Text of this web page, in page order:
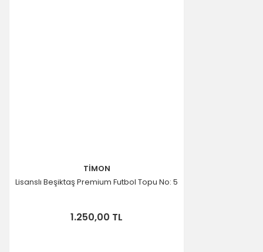
TİMON
Lisanslı Beşiktaş Premium Futbol Topu No: 5
1.250,00 TL